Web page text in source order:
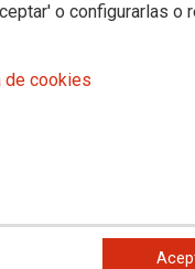
o configurarlas o
de cookies
relacionadas
Industria
en una nueva
qué?